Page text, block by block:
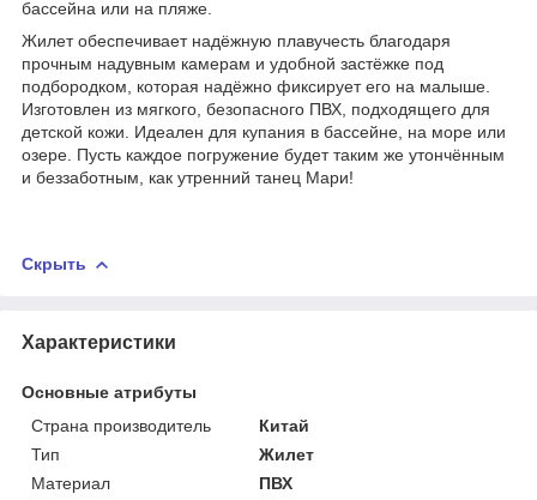
бассейна или на пляже.
Жилет обеспечивает надёжную плавучесть благодаря
прочным надувным камерам и удобной застёжке под
подбородком, которая надёжно фиксирует его на малыше.
Изготовлен из мягкого, безопасного ПВХ, подходящего для
детской кожи. Идеален для купания в бассейне, на море или
озере. Пусть каждое погружение будет таким же утончённым
и беззаботным, как утренний танец Мари!
Скрыть
Характеристики
Основные атрибуты
Страна производитель
Китай
Тип
Жилет
Материал
ПВХ